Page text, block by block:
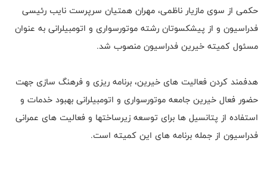
حکمی از سوی مازیار ناظمی، مهران همتیان سرپرست نایب رئیسی
فدراسیون و از پیشکسوتان رشته موتورسواری و اتومبیلرانی به عنوان
مسئول کمیته خیرین فدراسیون منصوب شد.
هدفمند کردن فعالیت های خیرین، برنامه ریزی و فرهنگ سازی جهت
حضور فعال خیرین جامعه موتورسواری و اتومبیلرانی بهبود خدمات و
استفاده از پتانسیل ها برای توسعه زیرساختها و فعالیت های عمرانی
فدراسیون از جمله برنامه های این کمیته است.